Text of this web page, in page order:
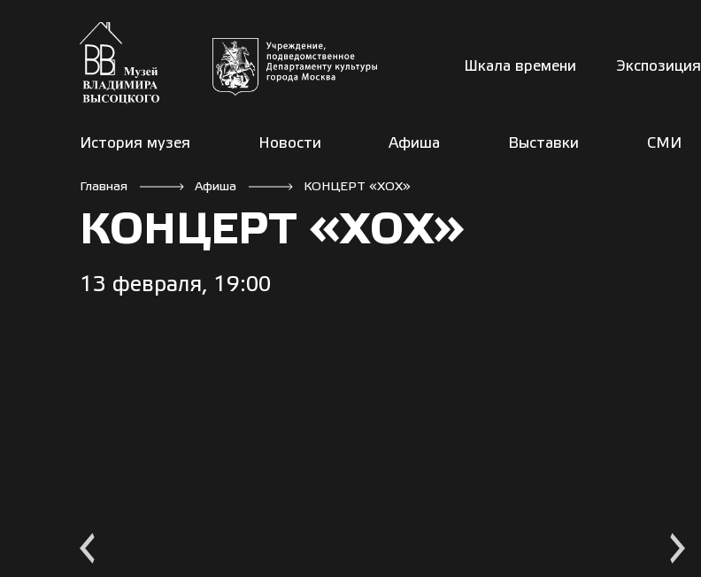
Шкала времени Экспозиция
История музея Новости Афиша Выставки СМИ
Главная Афиша КОНЦЕРТ «ХОХ»
КОНЦЕРТ «ХОХ»
13 февраля, 19:00